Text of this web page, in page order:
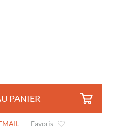
PANIER
Favoris